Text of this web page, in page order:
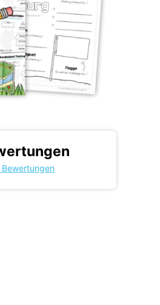
Bewertungen